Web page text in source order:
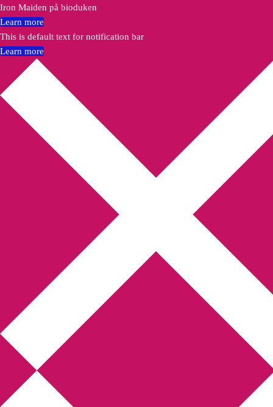
Annikas litteratur-
Iron Maiden på bioduken
Learn more
This is default text for notification bar
Learn more